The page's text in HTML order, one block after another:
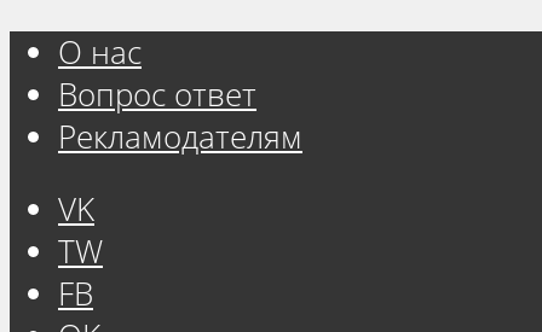
О нас
Вопрос ответ
Рекламодателям
VK
TW
FB